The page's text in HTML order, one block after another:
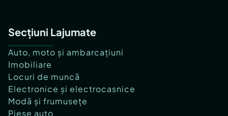
Secțiuni Lajumate
Auto, moto și ambarcațiuni
Imobiliare
Locuri de muncă
Electronice și electrocasnice
Modă și frumusețe
Piese auto